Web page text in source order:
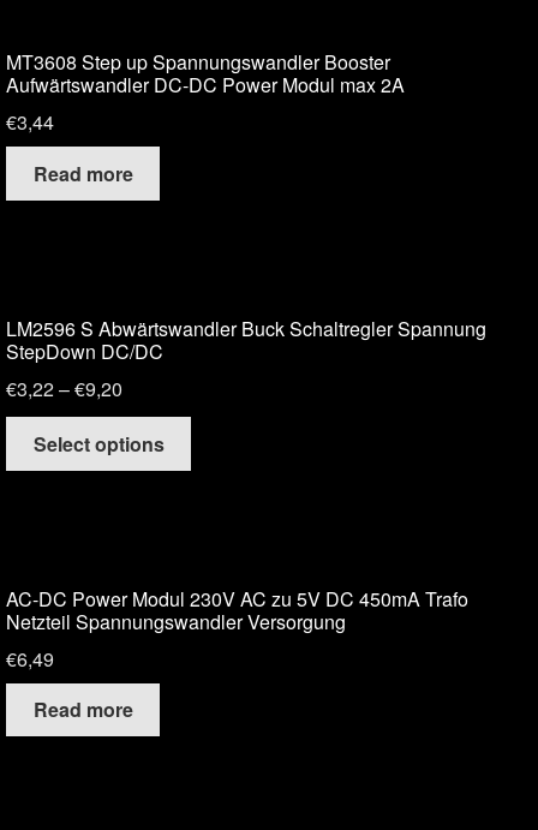
MT3608 Step up Spannungswandler Booster
Aufwärtswandler DC-DC Power Modul max 2A
€3,44
Read more
LM2596 S Abwärtswandler Buck Schaltregler Spannung
StepDown DC/DC
€3,22–€9,20
Select options
AC-DC Power Modul 230V AC zu 5V DC 450mA Trafo
Netzteil Spannungswandler Versorgung
€6,49
Read more